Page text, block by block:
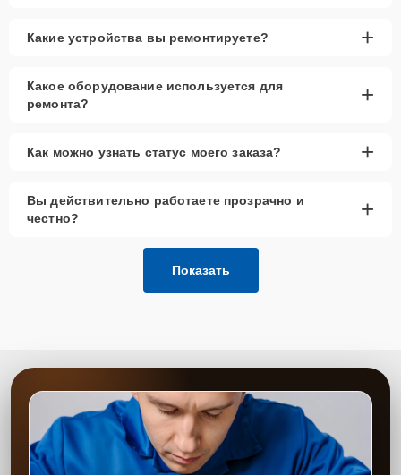
Какие устройства вы ремонтируете? +
Какое оборудование используется для
ремонта?
+
Как можно узнать статус моего заказа? +
Вы действительно работаете прозрачно и
честно?
+
Показать